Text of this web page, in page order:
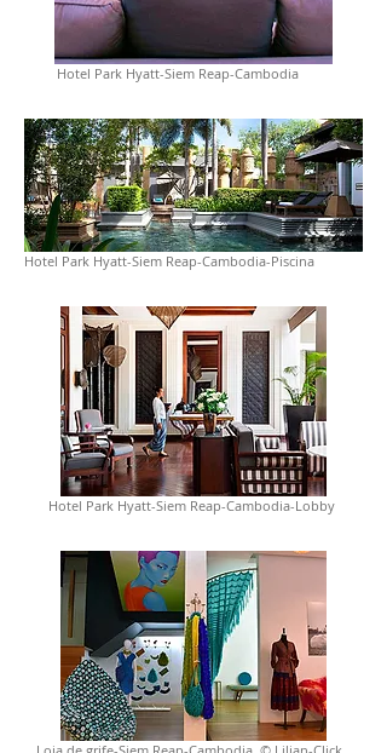
Hotel Park Hyatt-Siem Reap-Cambodia
Hotel Park Hyatt-Siem Reap-Cambodia-Piscina
Hotel Park Hyatt-Siem Reap-Cambodia-Lobby